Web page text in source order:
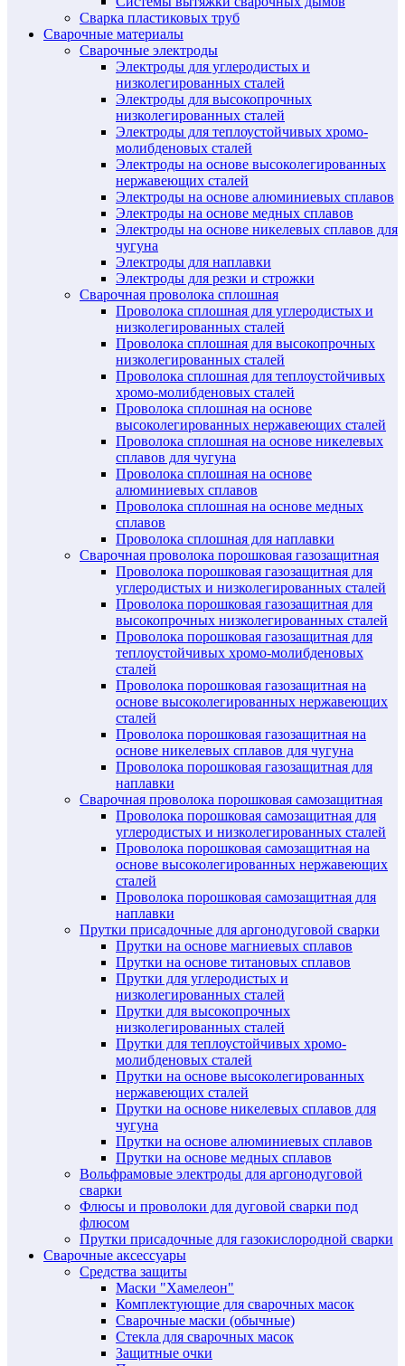
Сварка пластиковых труб
Сварочные материалы
Сварочные электроды
Электроды для углеродистых и
низколегированных сталей
Электроды для высокопрочных
низколегированных сталей
Электроды для теплоустойчивых хромо-
молибденовых сталей
Электроды на основе высоколегированных
нержавеющих сталей
Электроды на основе алюминиевых сплавов
Электроды на основе медных сплавов
Электроды на основе никелевых сплавов для
чугуна
Электроды для наплавки
Электроды для резки и строжки
Сварочная проволока сплошная
Проволока сплошная для углеродистых и
низколегированных сталей
Проволока сплошная для высокопрочных
низколегированных сталей
Проволока сплошная для теплоустойчивых
хромо-молибденовых сталей
Проволока сплошная на основе
высоколегированных нержавеющих сталей
Проволока сплошная на основе никелевых
сплавов для чугуна
Проволока сплошная на основе
алюминиевых сплавов
Проволока сплошная на основе медных
сплавов
Проволока сплошная для наплавки
Сварочная проволока порошковая газозащитная
Проволока порошковая газозащитная для
углеродистых и низколегированных сталей
Проволока порошковая газозащитная для
высокопрочных низколегированных сталей
Проволока порошковая газозащитная для
теплоустойчивых хромо-молибденовых
сталей
Проволока порошковая газозащитная на
основе высоколегированных нержавеющих
сталей
Проволока порошковая газозащитная на
основе никелевых сплавов для чугуна
Проволока порошковая газозащитная для
наплавки
Сварочная проволока порошковая самозащитная
Проволока порошковая самозащитная для
углеродистых и низколегированных сталей
Проволока порошковая самозащитная на
основе высоколегированных нержавеющих
сталей
Проволока порошковая самозащитная для
наплавки
Прутки присадочные для аргонодуговой сварки
Прутки на основе магниевых сплавов
Прутки на основе титановых сплавов
Прутки для углеродистых и
низколегированных сталей
Прутки для высокопрочных
низколегированных сталей
Прутки для теплоустойчивых хромо-
молибденовых сталей
Прутки на основе высоколегированных
нержавеющих сталей
Прутки на основе никелевых сплавов для
чугуна
Прутки на основе алюминиевых сплавов
Прутки на основе медных сплавов
Вольфрамовые электроды для аргонодуговой
сварки
Флюсы и проволоки для дуговой сварки под
флюсом
Прутки присадочные для газокислородной сварки
Сварочные аксессуары
Средства защиты
Маски "Хамелеон"
Комплектующие для сварочных масок
Сварочные маски (обычные)
Стекла для сварочных масок
Защитные очки